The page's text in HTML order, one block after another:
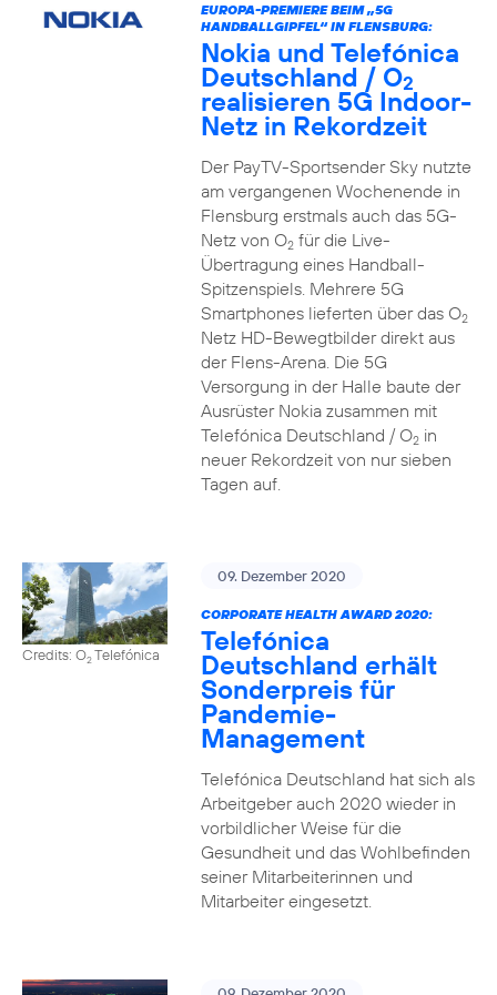
EUROPA-PREMIERE BEIM „5G
HANDBALLGIPFEL“ IN FLENSBURG:
Nokia und Telefónica
Deutschland / O2
realisieren 5G Indoor-
Netz in Rekordzeit
Der PayTV-Sportsender Sky nutzte
am vergangenen Wochenende in
Flensburg erstmals auch das 5G-
Netz von O2für die Live-
Übertragung eines Handball-
Spitzenspiels. Mehrere 5G
Smartphones lieferten über das O2
Netz HD-Bewegtbilder direkt aus
der Flens-Arena. Die 5G
Versorgung in der Halle baute der
Ausrüster Nokia zusammen mit
Telefónica Deutschland / O2in
neuer Rekordzeit von nur sieben
Tagen auf.
Credits: O2Telefónica
09. Dezember 2020
CORPORATE HEALTH AWARD 2020:
Telefónica
Deutschland erhält
Sonderpreis für
Pandemie-
Management
Telefónica Deutschland hat sich als
Arbeitgeber auch 2020 wieder in
vorbildlicher Weise für die
Gesundheit und das Wohlbefinden
seiner Mitarbeiterinnen und
Mitarbeiter eingesetzt.